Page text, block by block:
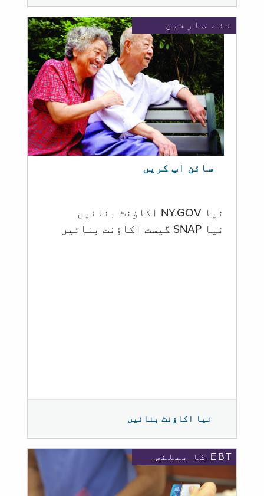
نئے صارفین
سائن اپ کریں
نیا NY.GOV اکاؤنٹ بنائیں
نیا SNAP گیسٹ اکاؤنٹ بنائیں
نیا اکاؤنٹ بنائیں
EBT کا بیلنس